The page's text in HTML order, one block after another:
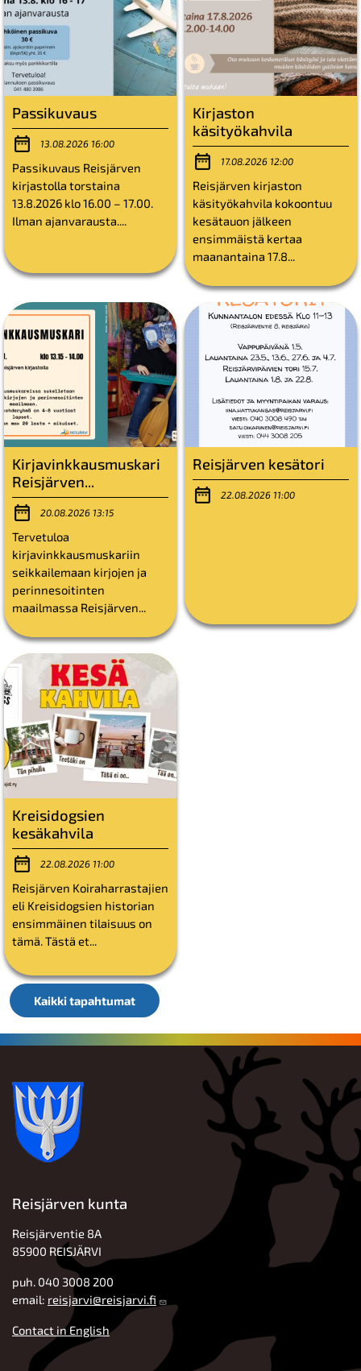
Passikuvaus
13.08.2026 16:00
Passikuvaus Reisjärven
kirjastolla torstaina
13.8.2026 klo 16.00 – 17.00.
Ilman ajanvarausta....
Kirjaston
käsityökahvila
17.08.2026 12:00
Reisjärven kirjaston
käsityökahvila kokoontuu
kesätauon jälkeen
ensimmäistä kertaa
maanantaina 17.8...
Kirjavinkkausmuskari
Reisjärven...
20.08.2026 13:15
Tervetuloa
kirjavinkkausmuskariin
seikkailemaan kirjojen ja
perinnesoitinten
maailmassa Reisjärven...
Reisjärven kesätori
22.08.2026 11:00
Kreisidogsien
kesäkahvila
22.08.2026 11:00
Reisjärven Koiraharrastajien
eli Kreisidogsien historian
ensimmäinen tilaisuus on
tämä. Tästä et...
Kaikki tapahtumat
Reisjärven kunta
Reisjärventie 8A
85900 REISJÄRVI
puh. 040 3008 200
email: reisjarvi@reisjarvi.fi
Contact in English